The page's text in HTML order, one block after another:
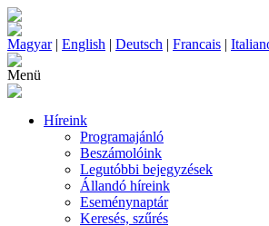
Magyar| English | Deutsch | Francais |
Menü
Híreink
Programajánló
Beszámolóink
Legutóbbi bejegyzések
Állandó híreink
Eseménynaptár
Keresés, szűrés